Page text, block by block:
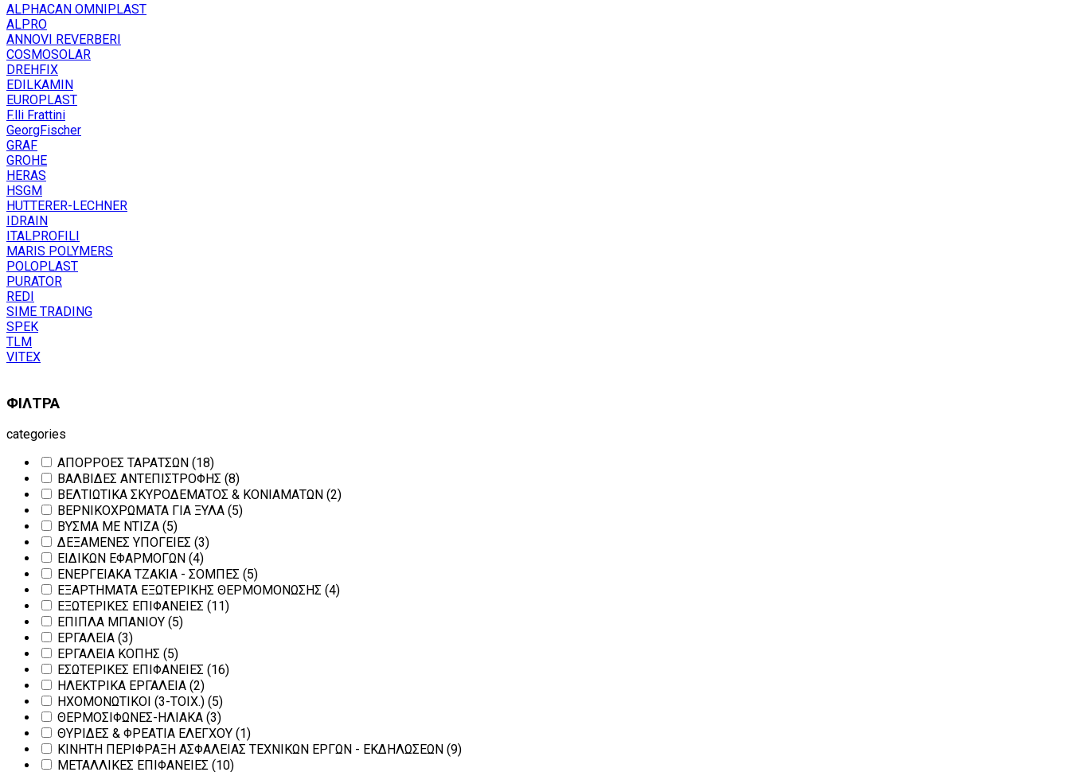
ALPHACAN OMNIPLAST
ALPRO
ANNOVI REVERBERI
COSMOSOLAR
DREHFIX
EDILKAMIN
EUROPLAST
F.lli Frattini
GeorgFischer
GRAF
GROHE
HERAS
HSGM
HUTTERER-LECHNER
IDRAIN
ITALPROFILI
MARIS POLYMERS
POLOPLAST
PURATOR
REDI
SIME TRADING
SPEK
TLM
VITEX
ΦΙΛΤΡΑ
categories
ΑΠΟΡΡΟΕΣ ΤΑΡΑΤΣΩΝ (18)
ΒΑΛΒΙΔΕΣ ΑΝΤΕΠΙΣΤΡΟΦΗΣ (8)
ΒΕΛΤΙΩΤΙΚΑ ΣΚΥΡΟΔΕΜΑΤΟΣ & ΚΟΝΙΑΜΑΤΩΝ (2)
ΒΕΡΝΙΚΟΧΡΩΜΑΤΑ ΓΙΑ ΞΥΛΑ (5)
ΒΥΣΜΑ ΜΕ ΝΤΙΖΑ (5)
ΔΕΞΑΜΕΝΕΣ ΥΠΟΓΕΙΕΣ (3)
ΕΙΔΙΚΩΝ ΕΦΑΡΜΟΓΩΝ (4)
ΕΝΕΡΓΕΙΑΚΑ ΤΖΑΚΙΑ - ΣΟΜΠΕΣ (5)
ΕΞΑΡΤΗΜΑΤΑ ΕΞΩΤΕΡΙΚΗΣ ΘΕΡΜΟΜΟΝΩΣΗΣ (4)
ΕΞΩΤΕΡΙΚΕΣ ΕΠΙΦΑΝΕΙΕΣ (11)
ΕΠΙΠΛΑ ΜΠΑΝΙΟΥ (5)
ΕΡΓΑΛΕΙΑ (3)
ΕΡΓΑΛΕΙΑ ΚΟΠΗΣ (5)
ΕΣΩΤΕΡΙΚΕΣ ΕΠΙΦΑΝΕΙΕΣ (16)
ΗΛΕΚΤΡΙΚΑ ΕΡΓΑΛΕΙΑ (2)
ΗΧΟΜΟΝΩΤΙΚΟΙ (3-ΤΟΙΧ.) (5)
ΘΕΡΜΟΣΙΦΩΝΕΣ-ΗΛΙΑΚΑ (3)
ΘΥΡΙΔΕΣ & ΦΡΕΑΤΙΑ ΕΛΕΓΧΟΥ (1)
ΚΙΝΗΤΗ ΠΕΡΙΦΡΑΞΗ ΑΣΦΑΛΕΙΑΣ ΤΕΧΝΙΚΩΝ ΕΡΓΩΝ - ΕΚΔΗΛΩΣΕΩΝ (9)
ΜΕΤΑΛΛΙΚΕΣ ΕΠΙΦΑΝΕΙΕΣ (10)